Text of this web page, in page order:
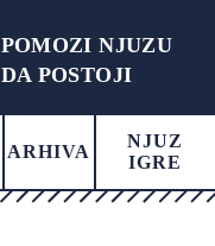
POMOZI NJUZU
DA POSTOJI
ARHIVA
NJUZ
IGRE